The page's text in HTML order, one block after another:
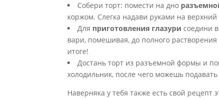
Собери торт: помести на дно
коржом. Слегка надави руками на
Для приготовления глазури соедини
вари, помешивая, до полного
итоге!
Достань торт из разъемной формы и
холодильник, после чего можешь подавать
Наверняка у тебя также есть свой рецепт